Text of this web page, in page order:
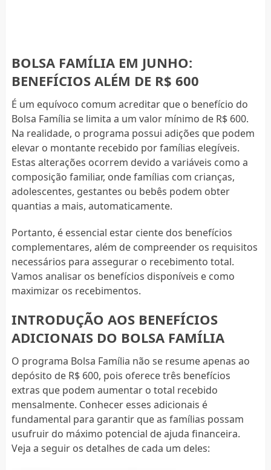
BOLSA FAMÍLIA EM JUNHO:
BENEFÍCIOS ALÉM DE R$ 600
É um equívoco comum acreditar que o benefício do
Bolsa Família se limita a um valor mínimo de R$ 600.
Na realidade, o programa possui adições que podem
elevar o montante recebido por famílias elegíveis.
Estas alterações ocorrem devido a variáveis como a
composição familiar, onde famílias com crianças,
adolescentes, gestantes ou bebês podem obter
quantias a mais, automaticamente.
Portanto, é essencial estar ciente dos benefícios
complementares, além de compreender os requisitos
necessários para assegurar o recebimento total.
Vamos analisar os benefícios disponíveis e como
maximizar os recebimentos.
INTRODUÇÃO AOS BENEFÍCIOS
ADICIONAIS DO BOLSA FAMÍLIA
O programa Bolsa Família não se resume apenas ao
depósito de R$ 600, pois oferece três benefícios
extras que podem aumentar o total recebido
mensalmente. Conhecer esses adicionais é
fundamental para garantir que as famílias possam
usufruir do máximo potencial de ajuda financeira.
Veja a seguir os detalhes de cada um deles: